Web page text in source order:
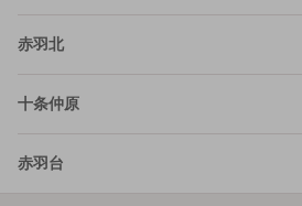
赤羽北
十条仲原
赤羽台